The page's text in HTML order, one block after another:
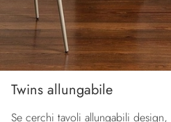
Twins allungabile